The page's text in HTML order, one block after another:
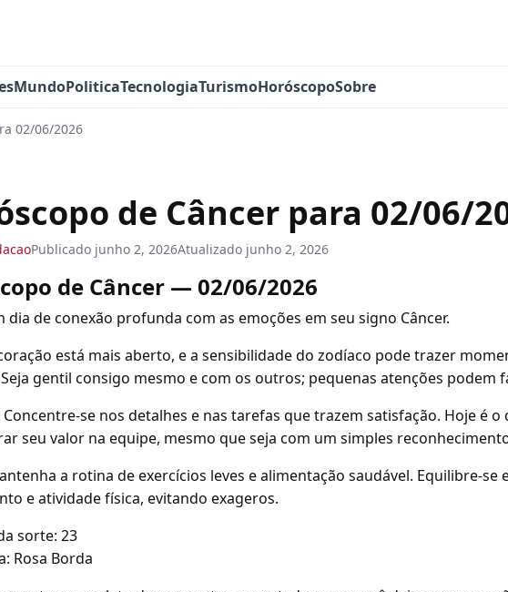
MundoPoliticaTecnologiaTurismoHoróscopoSobre
02/06/2026
de Câncer para 02/06/
Publicado junho 2, 2026Atualizado junho 2, 2026
de Câncer — 02/06/2026
dia de conexão profunda com as emoções em seu signo Câncer.
está mais aberto, e a sensibilidade do zodíaco pode trazer
gentil consigo mesmo e com os outros; pequenas atenções podem
se nos detalhes e nas tarefas que trazem satisfação. Hoje é
seu valor na equipe, mesmo que seja com um simples
a rotina de exercícios leves e alimentação saudável. Equilibre-se
e atividade física, evitando exageros.
sorte: 23
Rosa Borda